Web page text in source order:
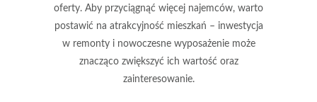
oferty. Aby przyciągnąć więcej najemców, warto
postawić na atrakcyjność mieszkań – inwestycja
w remonty i nowoczesne wyposażenie może
znacząco zwiększyć ich wartość oraz
zainteresowanie.